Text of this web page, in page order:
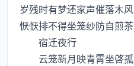
岁残时有梦还家声催落木
恹恹排不得坐笼纱防自煎茶
宿迁夜行
云笼新月映青霄坐啓孤